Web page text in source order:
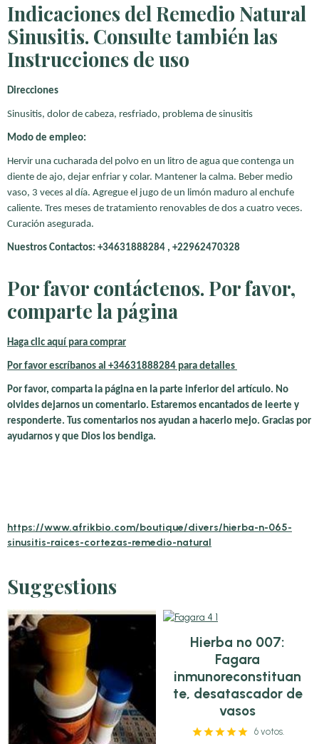
Indicaciones del Remedio Natural
Sinusitis. Consulte también las
Instrucciones de uso
Direcciones
Sinusitis, dolor de cabeza, resfriado, problema de sinusitis
Modo de empleo:
Hervir una cucharada del polvo en un litro de agua que contenga un
diente de ajo, dejar enfriar y colar. Mantener la calma. Beber medio
vaso, 3 veces al día. Agregue el jugo de un limón maduro al enchufe
caliente. Tres meses de tratamiento renovables de dos a cuatro veces.
Curación asegurada.
Nuestros Contactos: +34631888284 , +22962470328
Por favor contáctenos. Por favor,
comparte la página
Haga clic aquí para comprar
Por favor escríbanos al +34631888284 para detalles
Por favor, comparta la página en la parte inferior del artículo. No
olvides dejarnos un comentario. Estaremos encantados de leerte y
responderte. Tus comentarios nos ayudan a hacerlo mejo. Gracias por
ayudarnos y que Dios los bendiga.
https://www.afrikbio.com/boutique/divers/hierba-n-065-
sinusitis-raices-cortezas-remedio-natural
Suggestions
Hierba nº 007:
Fagara
inmunoreconstituan
te, desatascador de
vasos
6 votos.